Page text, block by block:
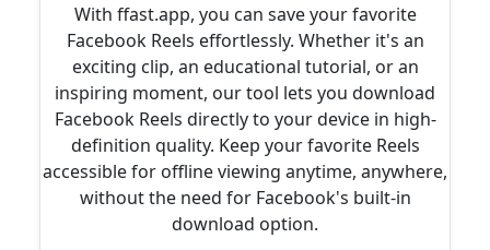
With ffast.app, you can save your favorite
Facebook Reels effortlessly. Whether it's an
exciting clip, an educational tutorial, or an
inspiring moment, our tool lets you download
Facebook Reels directly to your device in high-
definition quality. Keep your favorite Reels
accessible for offline viewing anytime, anywhere,
without the need for Facebook's built-in
download option.